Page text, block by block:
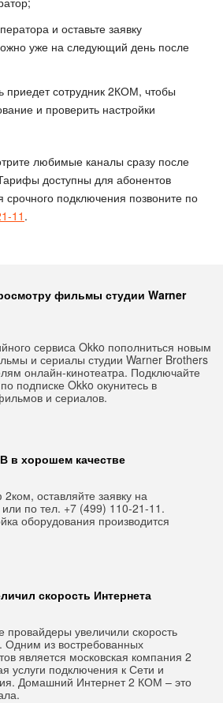
и оставьте заявку
уже на следующий день после
приедет сотрудник 2КОМ, чтобы
и проверить настройки
любимые каналы сразу после
доступны для абонентов
подключения позвоните по
11 .
фильмы студии Warner
сервиса Okko пополниться новым
и сериалы студии Warner Brothers
онлайн-кинотеатра. Подключайте
подписке Okko окунитесь в
и сериалов.
в хорошем качестве
оставляйте заявку на
по тел. +7 (499) 110-21-11.
оборудования производится
скорость Интернета
провайдеры увеличили скорость
из востребованных
является московская компания 2
услуги подключения к Сети и
Домашний Интернет 2 КОМ – это